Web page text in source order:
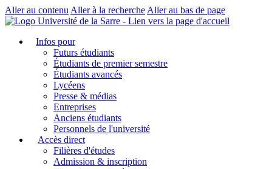
Aller au contenu Aller à la recherche Aller au bas de page
Infos pour
Futurs étudiants
Étudiants de premier semestre
Étudiants avancés
Lycéens
Presse & médias
Entreprises
Anciens étudiants
Personnels de l'université
Accès direct
Filières d'études
Admission & inscription